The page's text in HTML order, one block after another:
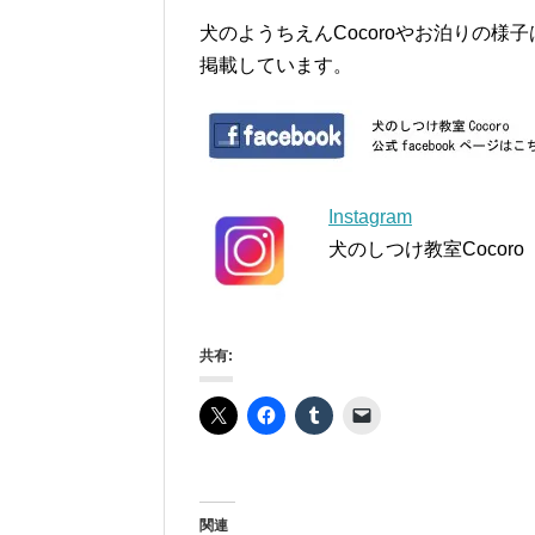
犬のようちえんCocoroやお泊りの様
掲載しています。
Instagram
犬のしつけ教室Cocoro
共有:
関連